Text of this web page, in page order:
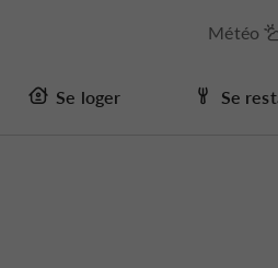
Météo
Se loger Se